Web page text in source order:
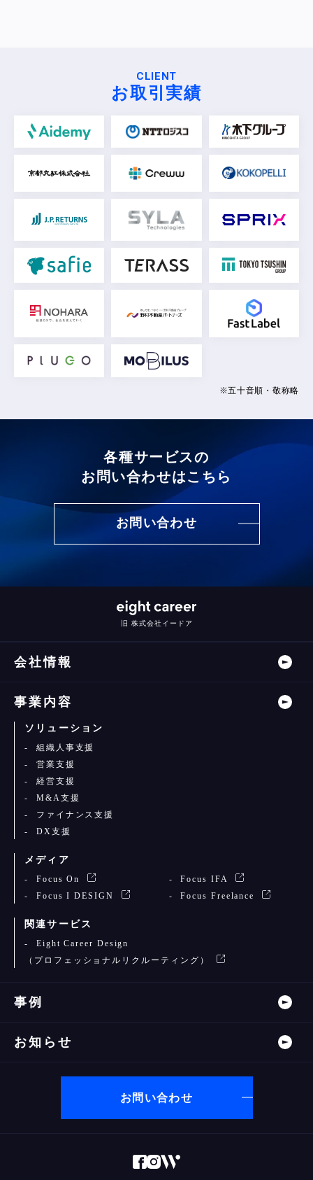
CLIENT
お取引実績
※五十音順・敬称略
各種サービスの
お問い合わせはこちら
お問い合わせ
旧 株式会社イードア
会社情報
事業内容
ソリューション
組織人事支援
営業支援
経営支援
M&A支援
ファイナンス支援
DX支援
メディア
Focus On
Focus IFA
Focus I DESIGN
Focus Freelance
関連サービス
Eight Career Design
（プロフェッショナルリクルーティング）
事例
お知らせ
お問い合わせ